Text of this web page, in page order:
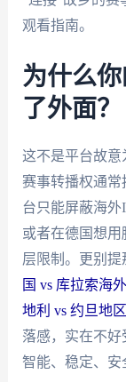
观看指南。
为什么
了外面？
这不是平台故意
赛事转播权通
台只能屏蔽海外
或者在德国想
层限制。更别提
国 vs 库拉索海
地利 vs 约旦地
落感，实在不
智能、稳定、安